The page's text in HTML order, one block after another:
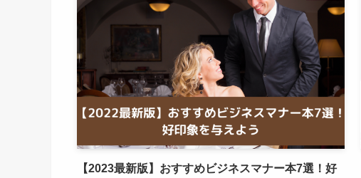
【2023最新版】おすすめビジネスマナー本7選！好